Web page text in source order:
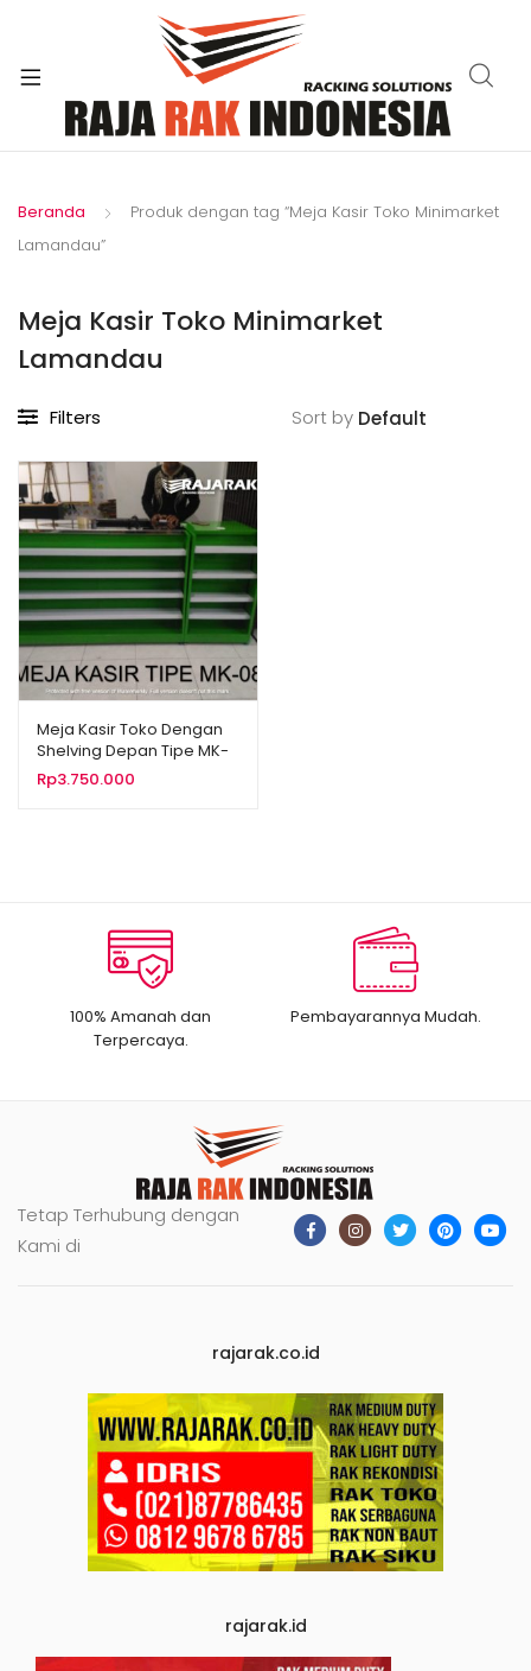
Beranda
Produk dengan tag “Meja Kasir Toko Minimarket
Lamandau”
Meja Kasir Toko Minimarket
Lamandau
Filters Sort by
Meja Kasir Toko Dengan
Shelving Depan Tipe MK-
08
Rp3.750.000
100% Amanah dan
Terpercaya.
Pembayarannya Mudah.
Tetap Terhubung dengan
Kami di
rajarak.co.id
rajarak.id